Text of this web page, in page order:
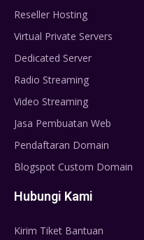
Reseller Hosting
Virtual Private Servers
Dedicated Server
Radio Streaming
Video Streaming
Jasa Pembuatan Web
Pendaftaran Domain
Blogspot Custom Domain
Hubungi Kami
Kirim Tiket Bantuan